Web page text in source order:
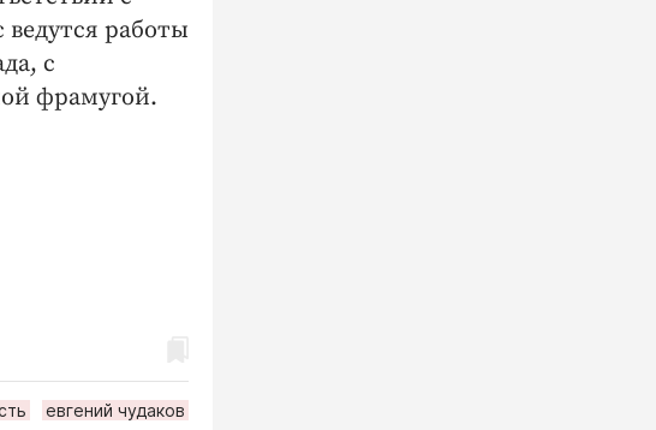
работы
с
фрамугой.
евгений чудаков